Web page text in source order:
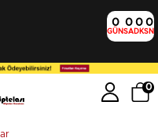
0
GÜN
0
SA
0
DK
0
SN
0